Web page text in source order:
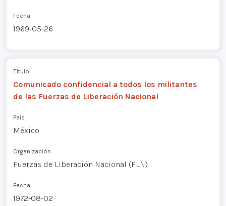
Fecha
1969-05-26
Título
Comunicado confidencial a todos los militantes
de las Fuerzas de Liberación Nacional
País
México
Organización
Fuerzas de Liberación Nacional (FLN)
Fecha
1972-08-02